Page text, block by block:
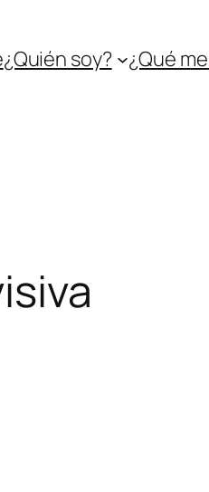
¿Quién soy? ¿Qué